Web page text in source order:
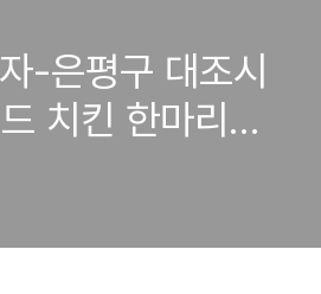
-은평구 대조시
치킨 한마리에